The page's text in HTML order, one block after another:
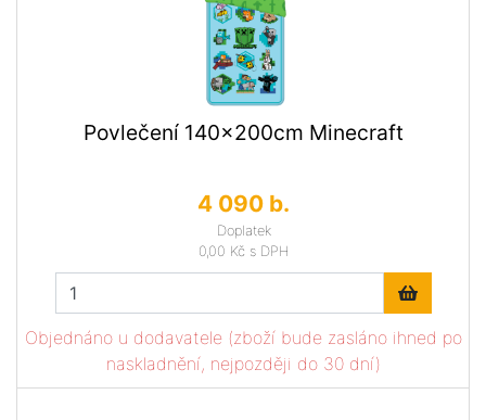
Povlečení 140x200cm Minecraft
4 090 b.
Doplatek
0,00 Kč s DPH
Objednáno u dodavatele (zboží bude zasláno ihned po
naskladnění, nejpozději do 30 dní)